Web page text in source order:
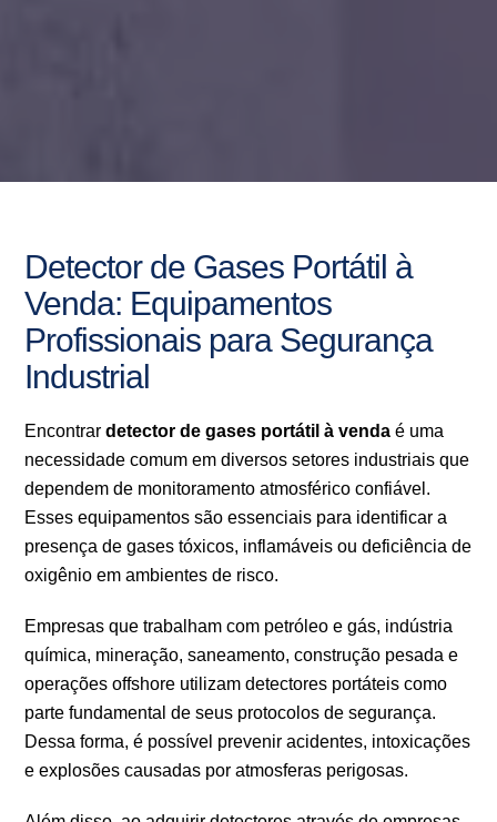
Detector de Gases Portátil à
Venda: Equipamentos
Profissionais para Segurança
Industrial
Encontrardetector de gases portátil à venda é uma
necessidade comum em diversos setores industriais que
dependem de monitoramento atmosférico confiável.
Esses equipamentos são essenciais para identificar a
presença de gases tóxicos, inflamáveis ou deficiência de
oxigênio em ambientes de risco.
Empresas que trabalham com petróleo e gás, indústria
química, mineração, saneamento, construção pesada e
operações offshore utilizam detectores portáteis como
parte fundamental de seus protocolos de segurança.
Dessa forma, é possível prevenir acidentes, intoxicações
e explosões causadas por atmosferas perigosas.